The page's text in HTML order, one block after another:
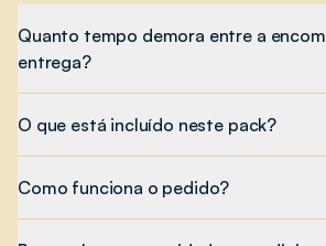
Quanto tempo demora entre a
entrega?
O que está incluído neste pack?
Como funciona o pedido?